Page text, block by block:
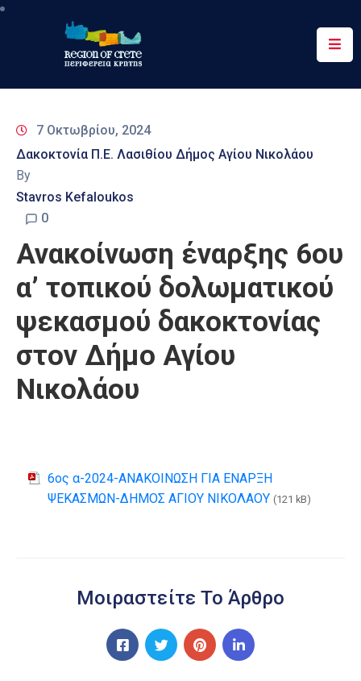
Περιφέρεια
&
Δράσεις
Ψηφιακές
Επικοινωνία
7 Οκτωβρίου, 2024
Δακοκτονία Π.Ε. Λασιθίου Δήμος Αγίου Νικολάου
By
Stavros Kefaloukos
0
Ανακοίνωση έναρξης 6ου
α’ τοπικού δολωματικού
ψεκασμού δακοκτονίας
στον Δήμο Αγίου
Νικολάου
6ος α-2024-ΑΝΑΚΟΙΝΩΣΗ ΓΙΑ ΕΝΑΡΞΗ
ΨΕΚΑΣΜΩΝ-ΔΗΜΟΣ ΑΓΙΟΥ ΝΙΚΟΛΑΟΥ (121 kB)
Μοιραστείτε Το Άρθρο